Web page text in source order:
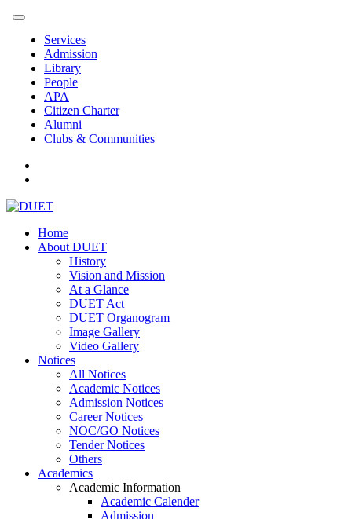
Services
Admission
Library
People
APA
Citizen Charter
Alumni
Clubs & Communities
Home
About DUET
History
Vision and Mission
At a Glance
DUET Act
DUET Organogram
Image Gallery
Video Gallery
Notices
All Notices
Academic Notices
Admission Notices
Career Notices
NOC/GO Notices
Tender Notices
Others
Academics
Academic Information
Academic Calender
Admission